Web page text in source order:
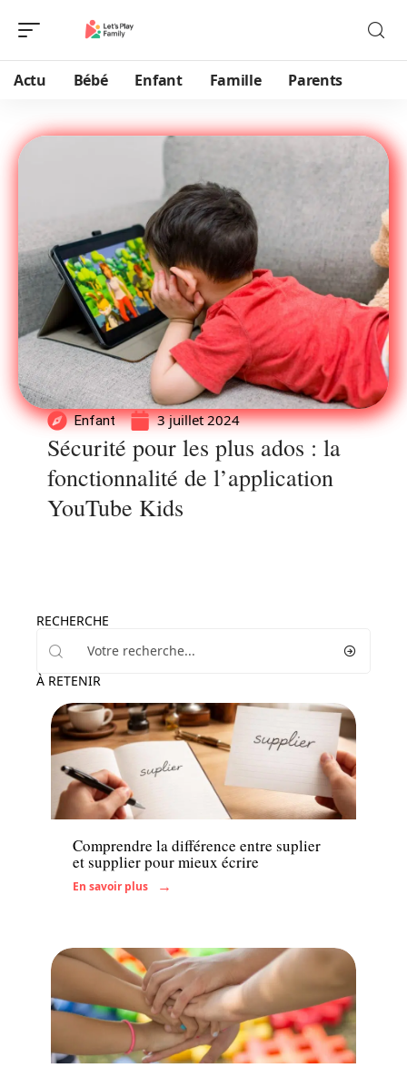
Actu Bébé Enfant Famille Parents
Enfant 3 juillet 2024
Sécurité pour les plus ados : la
fonctionnalité de l’application
YouTube Kids
RECHERCHE
À RETENIR
Actu
Comprendre la différence entre suplier
et supplier pour mieux écrire
En savoir plus